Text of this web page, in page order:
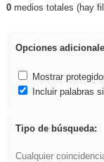
Resultados
0medios totales (hay
Opciones
Mostrar
Incluir palabras
Tipo de búsqueda:
Cualquier